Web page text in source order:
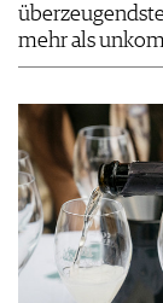
mehr als